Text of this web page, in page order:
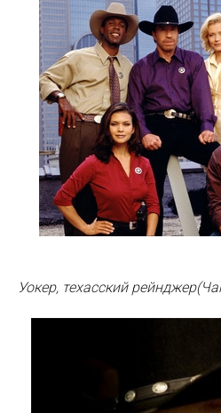
Уокер, техасский